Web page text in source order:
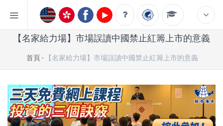
【名家給力場】市場誤讀中國禁止紅籌上市的意義
首頁 【名家給力場】市場誤讀中國禁止紅籌上市的意義